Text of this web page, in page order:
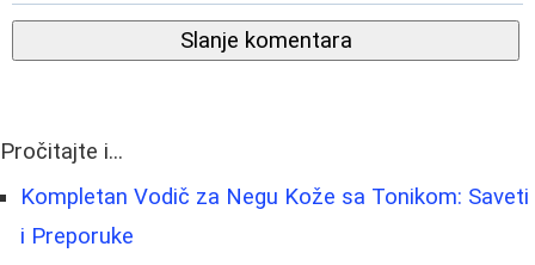
Slanje komentara
Pročitajte i...
Kompletan Vodič za Negu Kože sa Tonikom: Saveti
i Preporuke